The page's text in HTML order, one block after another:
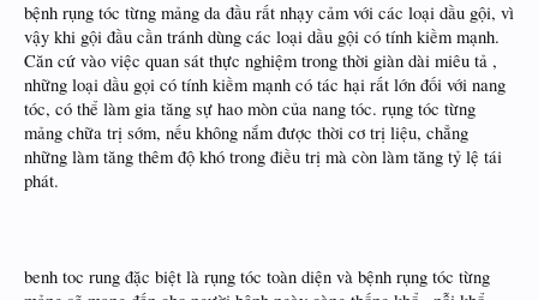
bệnh rụng tóc từng mảng da đầu rất nhạy cảm với các loại dầu gội, vì
vậy khi gội đầu cần tránh dùng các loại dầu gội có tính kiềm mạnh.
Căn cứ vào việc quan sát thực nghiệm trong thời giàn dài miêu tả ,
những loại dầu gọi có tính kiềm mạnh có tác hại rất lớn đối với nang
tóc, có thể làm gia tăng sự hao mòn của nang tóc. rụng tóc từng
mảng chữa trị sớm, nếu không nắm được thời cơ trị liệu, chẳng
những làm tăng thêm độ khó trong điều trị mà còn làm tăng tỷ lệ tái
phát.
benh toc rung đặc biệt là rụng tóc toàn diện và bệnh rụng tóc từng